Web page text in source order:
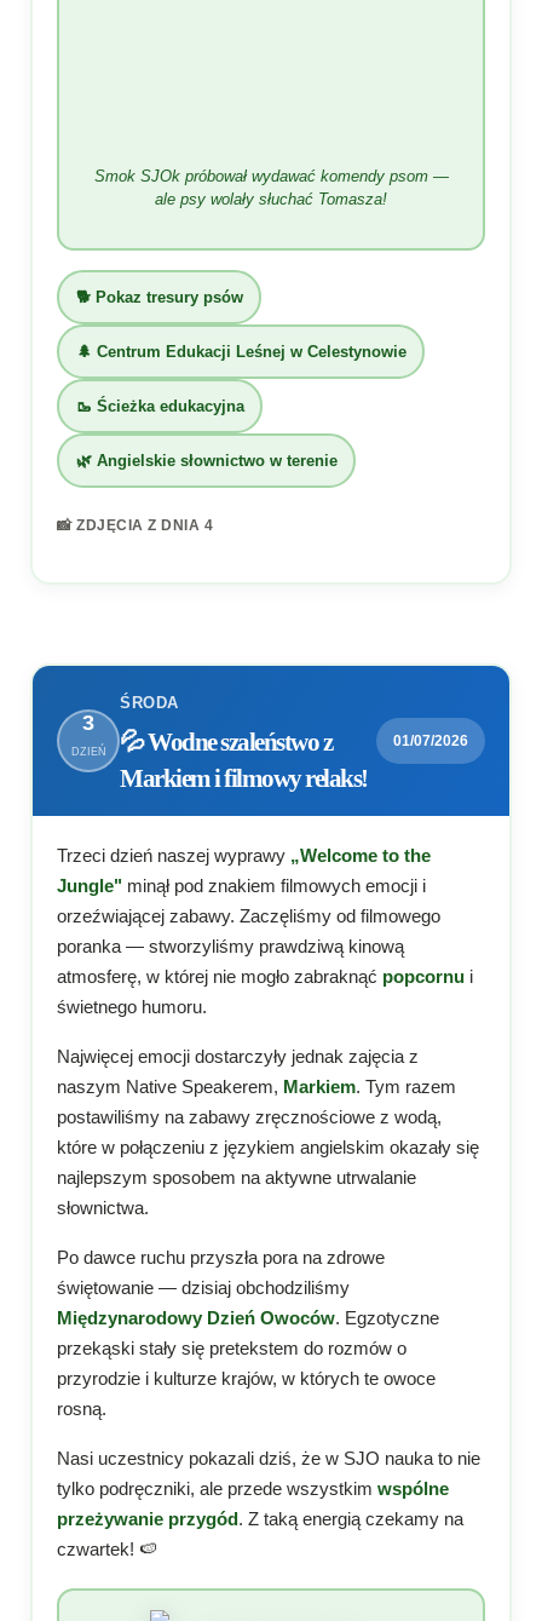
Smok SJOk próbował wydawać komendy psom —
ale psy wolały słuchać Tomasza!
🐕 Pokaz tresury psów
🌲 Centrum Edukacji Leśnej w Celestynowie
🥾 Ścieżka edukacyjna
🌿 Angielskie słownictwo w terenie
📸 ZDJĘCIA Z DNIA 4
3
DZIEŃ
ŚRODA
💦 Wodne szaleństwo z
Markiem i filmowy relaks!
01/07/2026
Trzeci dzień naszej wyprawy „Welcome to the
Jungle" minął pod znakiem filmowych emocji i
orzeźwiającej zabawy. Zaczęliśmy od filmowego
poranka — stworzyliśmy prawdziwą kinową
atmosferę, w której nie mogło zabraknąć popcornu i
świetnego humoru.
Najwięcej emocji dostarczyły jednak zajęcia z
naszym Native Speakerem, Markiem. Tym razem
postawiliśmy na zabawy zręcznościowe z wodą,
które w połączeniu z językiem angielskim okazały się
najlepszym sposobem na aktywne utrwalanie
słownictwa.
Po dawce ruchu przyszła pora na zdrowe
świętowanie — dzisiaj obchodziliśmy
Międzynarodowy Dzień Owoców. Egzotyczne
przekąski stały się pretekstem do rozmów o
przyrodzie i kulturze krajów, w których te owoce
rosną.
Nasi uczestnicy pokazali dziś, że w SJO nauka to nie
tylko podręczniki, ale przede wszystkim wspólne
przeżywanie przygód. Z taką energią czekamy na
czwartek! 🍉